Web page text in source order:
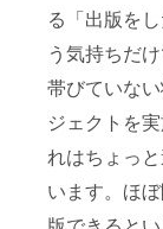
る「出版を
う気持ちだ
帯びていな
ジェクトを
れはちょっ
います。ほ